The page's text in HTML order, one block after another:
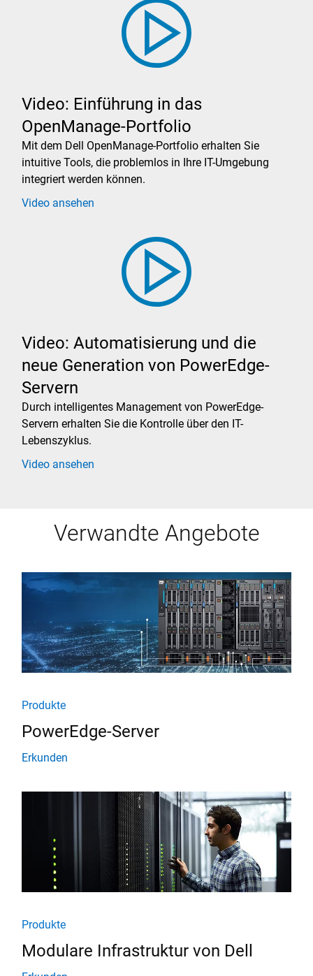
Video: Einführung in das
OpenManage-Portfolio
Mit dem Dell OpenManage-Portfolio erhalten Sie
intuitive Tools, die problemlos in Ihre IT-Umgebung
integriert werden können.
Video ansehen
Video: Automatisierung und die
neue Generation von PowerEdge-
Servern
Durch intelligentes Management von PowerEdge-
Servern erhalten Sie die Kontrolle über den IT-
Lebenszyklus.
Video ansehen
Verwandte Angebote
Produkte
PowerEdge-Server
Erkunden
Produkte
Modulare Infrastruktur von Dell